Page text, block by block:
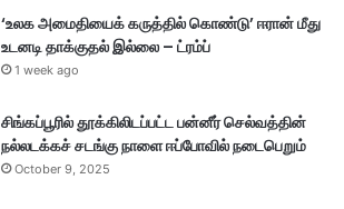
‘உலக அமைதியைக் கருத்தில் கொண்டு’ ஈரான் மீது
உடனடி தாக்குதல் இல்லை – ட்ரம்ப்
1 week ago
சிங்கப்பூரில் தூக்கிலிடப்பட்ட பன்னீர் செல்வத்தின்
நல்லடக்கச் சடங்கு நாளை ஈப்போவில் நடைபெறும்
October 9, 2025